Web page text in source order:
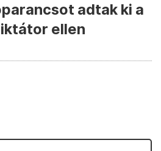
adtak ki a
ellen